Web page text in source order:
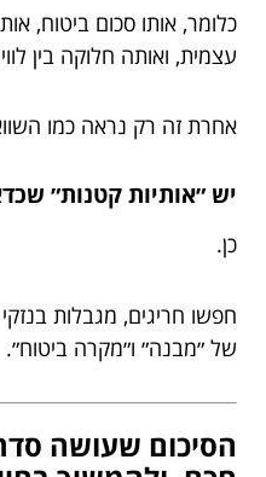
כלומר, אותו סכום ביטוח,
עצמית, ואותה חלוקה בין
אחרת זה רק נראה כמו
יש ״אותיות קטנות״
כן.
חפשו חריגים, מגבלות
של ״מבנה״ ו״מקרה ביטוח״.
הסיכום שעושה